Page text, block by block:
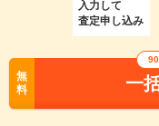
入力して
査定申し込み
無
料
一